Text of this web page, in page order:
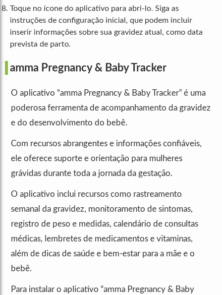
Toque no ícone do aplicativo para abri-lo. Siga as
instruções de configuração inicial, que podem incluir
inserir informações sobre sua gravidez atual, como data
prevista de parto.
amma Pregnancy & Baby Tracker
O aplicativo “amma Pregnancy & Baby Tracker” é uma
poderosa ferramenta de acompanhamento da gravidez
e do desenvolvimento do bebê.
Com recursos abrangentes e informações confiáveis,
ele oferece suporte e orientação para mulheres
grávidas durante toda a jornada da gestação.
O aplicativo inclui recursos como rastreamento
semanal da gravidez, monitoramento de sintomas,
registro de peso e medidas, calendário de consultas
médicas, lembretes de medicamentos e vitaminas,
além de dicas de saúde e bem-estar para a mãe e o
bebê.
Para instalar o aplicativo “amma Pregnancy & Baby